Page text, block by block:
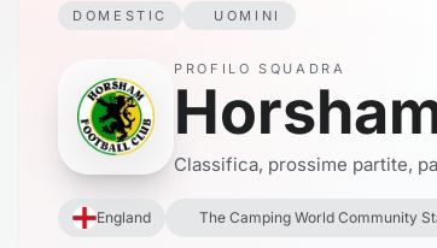
DOMESTIC UOMINI
PROFILO SQUADRA
Classifica, prossime partite,
England The Camping World Community